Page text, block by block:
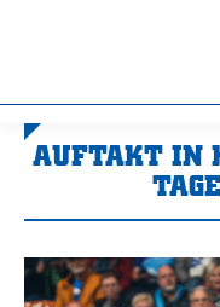
AUFTAKT IN